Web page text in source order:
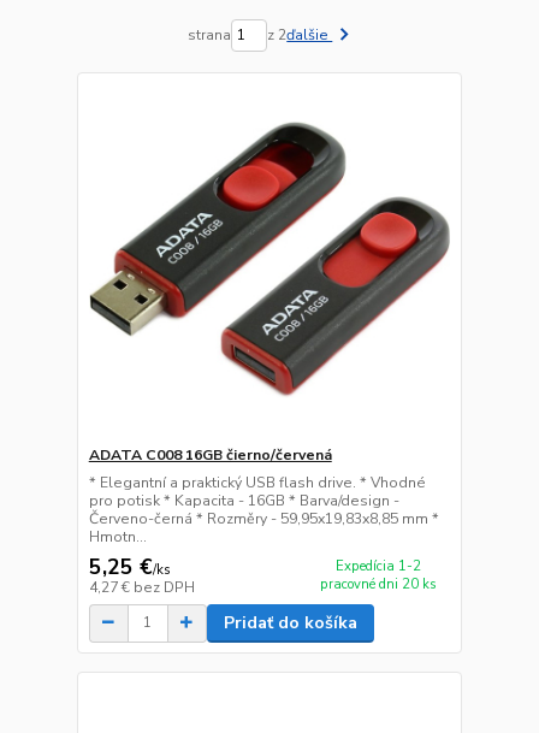
strana z 2ďalšie
ADATA C008 16GB čierno/červená
* Elegantní a praktický USB flash drive. * Vhodné
pro potisk * Kapacita - 16GB * Barva/design -
Červeno-černá * Rozměry - 59,95x19,83x8,85 mm *
Hmotn...
5,25 €/ks
4,27 € bez DPH
Expedícia 1-2
pracovné dni 20 ks
Pridať do košíka